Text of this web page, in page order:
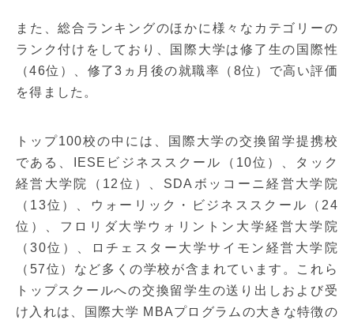
また、総合ランキングのほかに様々なカテゴリーの
ランク付けをしており、国際大学は修了生の国際性
（46位）、修了3ヵ月後の就職率（8位）で高い評価
を得ました。
トップ100校の中には、国際大学の交換留学提携校
である、IESEビジネススクール（10位）、タック
経営大学院（12位）、SDAボッコーニ経営大学院
（13位）、ウォーリック・ビジネススクール（24
位）、フロリダ大学ウォリントン大学経営大学院
（30位）、ロチェスター大学サイモン経営大学院
（57位）など多くの学校が含まれています。これら
トップスクールへの交換留学生の送り出しおよび受
け入れは、国際大学 MBAプログラムの大きな特徴の